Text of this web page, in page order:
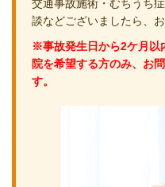
交通事故施術・むちうち
談などございましたら、
※事故発生日から2ケ月以
院を希望する方のみ、お
す。